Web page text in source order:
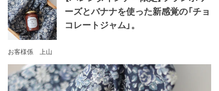
ーズとバナナを使った新感覚の「チョ
コレートジャム」。
お客様係 上山